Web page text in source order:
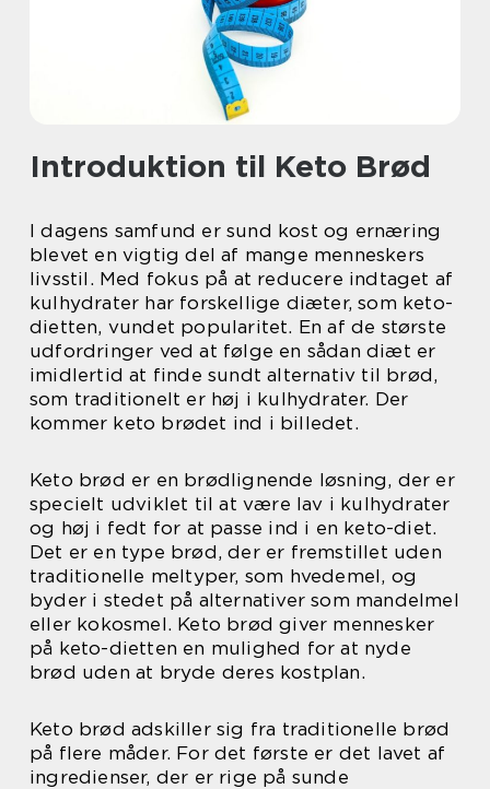
Introduktion til Keto Brød
I dagens samfund er sund kost og ernæring
blevet en vigtig del af mange menneskers
livsstil. Med fokus på at reducere indtaget af
kulhydrater har forskellige diæter, som keto-
dietten, vundet popularitet. En af de største
udfordringer ved at følge en sådan diæt er
imidlertid at finde sundt alternativ til brød,
som traditionelt er høj i kulhydrater. Der
kommer keto brødet ind i billedet.
Keto brød er en brødlignende løsning, der er
specielt udviklet til at være lav i kulhydrater
og høj i fedt for at passe ind i en keto-diet.
Det er en type brød, der er fremstillet uden
traditionelle meltyper, som hvedemel, og
byder i stedet på alternativer som mandelmel
eller kokosmel. Keto brød giver mennesker
på keto-dietten en mulighed for at nyde
brød uden at bryde deres kostplan.
Keto brød adskiller sig fra traditionelle brød
på flere måder. For det første er det lavet af
ingredienser, der er rige på sunde